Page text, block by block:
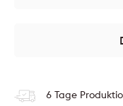
6 Tage